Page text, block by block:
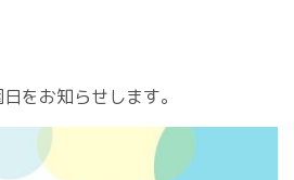
をお知らせします。